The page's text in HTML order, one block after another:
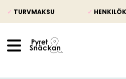
✓ TURVMAKSU ✓